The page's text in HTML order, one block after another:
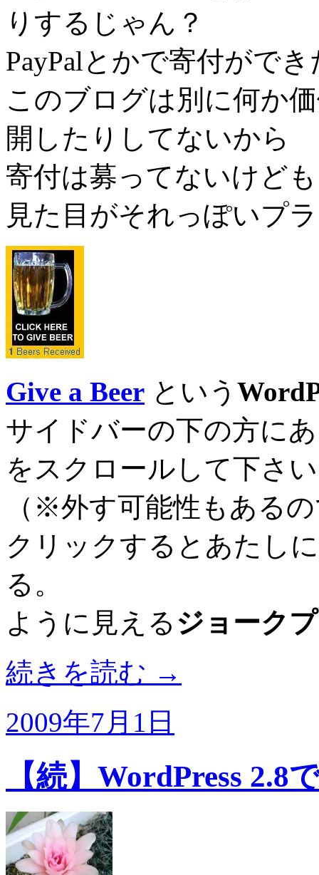
りするじゃん？
PayPalとかで寄付がで
このブログは別に何か
開したりしてないから
寄付は募ってないけど
見た目がそれっぽいプ
Give a Beer という
サイドバーの下の方に
をスクロールして下さ
（※外す可能性もある
クリックするとあたし
る。
ように見える ジョーク
続きを読む →
2009年7月1日
【続】WordPress